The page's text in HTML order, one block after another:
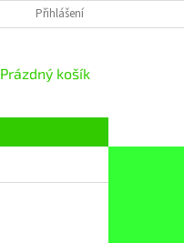
Přihlášení
NÁKUPNÍ
Prázdný košík